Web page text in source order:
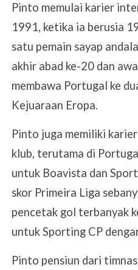
Pinto memulai karier
1991, ketika ia berusia
satu pemain sayap
akhir abad ke-20 dan
membawa Portugal ke
Kejuaraan Eropa.
Pinto juga memiliki
klub, terutama di
untuk Boavista dan
skor Primeira Liga
pencetak gol terbanyak
untuk Sporting CP
Pinto pensiun dari